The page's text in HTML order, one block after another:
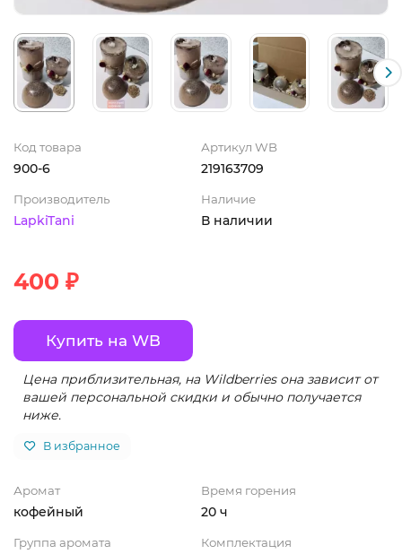
Код товара
900-6
Артикул WB
219163709
Производитель
LapkiTani
Наличие
В наличии
400 ₽
Купить на WB
Цена приблизительная, на Wildberries она зависит от
вашей персональной скидки и обычно получается
ниже.
В избранное
Аромат
кофейный
Время горения
20 ч
Группа аромата Комплектация